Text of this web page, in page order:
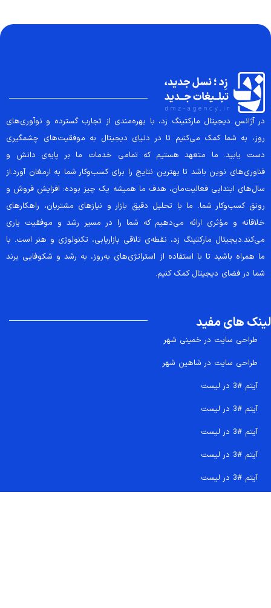
در آژانس دیجیتال مارکتینگ زد، با بهره‌مندی از تجارب گسترده و نوآوری‌های
روز، به شما کمک می‌کنیم تا در دنیای دیجیتال به موفقیت‌های چشمگیری
دست یابید. ما متعهد هستیم که تمامی خدمات ما بر پایه‌ی دانش و
فناوری‌های نوین باشد تا بهترین نتایج را برای کسب‌وکار شما به ارمغان آورد.از
سال‌های ابتدایی فعالیت‌مان، هدف ما همیشه یک چیز بوده: افزایش فروش و
رونق کسب‌وکار شما. ما با تحلیل دقیق بازار و نیازهای مشتریان، راهکارهای
خلاقانه و مؤثری ارائه می‌دهیم که شما را در مسیر رشد و موفقیت یاری
می‌کند.دیجیتال مارکتینگ زد، نقطه‌ی تلاقی بازاریابی، تکنولوژی و هنر است. با
ما همراه باشید تا با استفاده از استراتژی‌های به‌روز، به رشد و شکوفایی برند
شما در فضای دیجیتال کمک کنیم.
لینک های مفید
طراحی سایت در خمینی شهر
طراحی سایت در شاهین شهر
آیتم #3 در لیست
آیتم #3 در لیست
آیتم #3 در لیست
آیتم #3 در لیست
آیتم #3 در لیست